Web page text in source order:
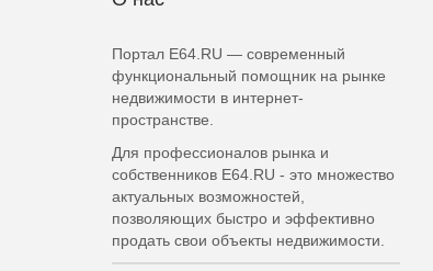
Портал E64.RU — современный
функциональный помощник на рынке
недвижимости в интернет-
пространстве.
Для профессионалов рынка и
собственников E64.RU - это множество
актуальных возможностей,
позволяющих быстро и эффективно
продать свои объекты недвижимости.